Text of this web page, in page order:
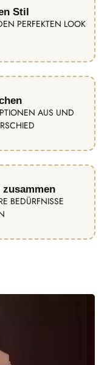
Stil
PERFEKTEN LOOK
AUS UND
BEDÜRFNISSE